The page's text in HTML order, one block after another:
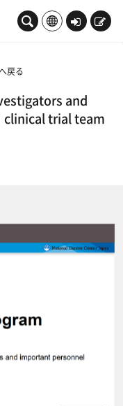
ロ
新
戻る
and
clinical trial team